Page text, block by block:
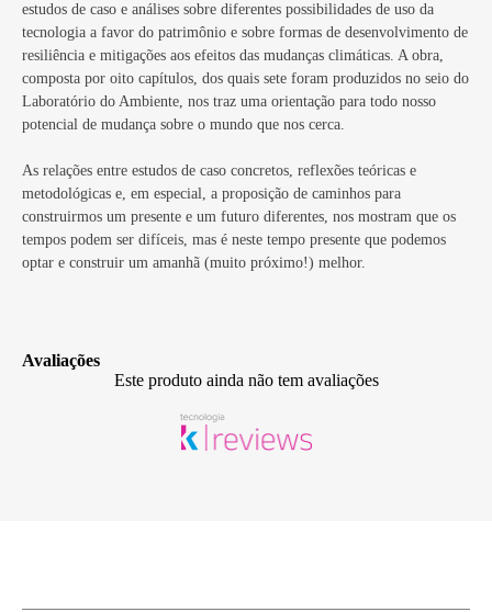
estudos de caso e análises sobre diferentes possibilidades de uso da
tecnologia a favor do patrimônio e sobre formas de desenvolvimento de
resiliência e mitigações aos efeitos das mudanças climáticas. A obra,
composta por oito capítulos, dos quais sete foram produzidos no seio do
Laboratório do Ambiente, nos traz uma orientação para todo nosso
potencial de mudança sobre o mundo que nos cerca.
As relações entre estudos de caso concretos, reflexões teóricas e
metodológicas e, em especial, a proposição de caminhos para
construirmos um presente e um futuro diferentes, nos mostram que os
tempos podem ser difíceis, mas é neste tempo presente que podemos
optar e construir um amanhã (muito próximo!) melhor.
Avaliações
Este produto ainda não tem avaliações